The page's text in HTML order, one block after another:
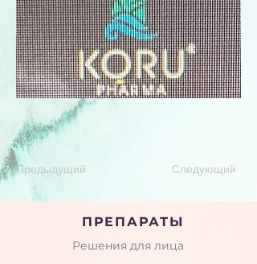
Предыдущий Следующий
ПРЕПАРАТЫ
Решения для лица